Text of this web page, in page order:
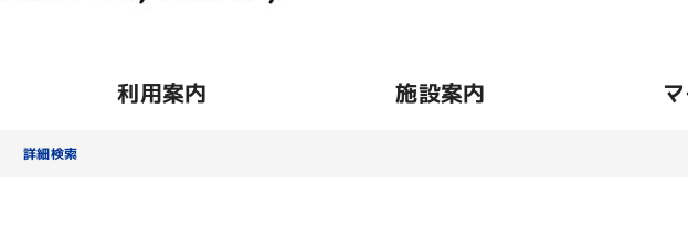
利用案内 施設案内
詳細検索